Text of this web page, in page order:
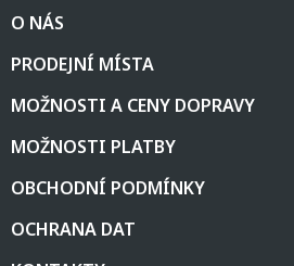
pO NÁS
PRODEJNÍ MÍSTA
MOŽNOSTI A CENY DOPRAVY
MOŽNOSTI PLATBY
OBCHODNÍ PODMÍNKY
OCHRANA DAT